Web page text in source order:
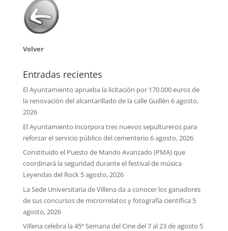
Volver
Entradas recientes
El Ayuntamiento aprueba la licitación por 170.000 euros de
la renovación del alcantarillado de la calle Guillén 6 agosto,
2026
El Ayuntamiento incorpora tres nuevos sepultureros para
reforzar el servicio público del cementerio 6 agosto, 2026
Constituido el Puesto de Mando Avanzado (PMA) que
coordinará la seguridad durante el festival de música
Leyendas del Rock 5 agosto, 2026
La Sede Universitaria de Villena da a conocer los ganadores
de sus concursos de microrrelatos y fotografía científica 5
agosto, 2026
Villena celebra la 45ª Semana del Cine del 7 al 23 de agosto 5